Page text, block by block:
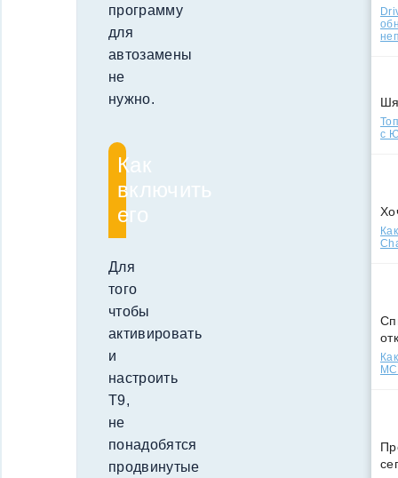
программу
для
автозамены
не
нужно.
Как
включить
его
Для
того
чтобы
активировать
и
настроить
Т9,
не
понадобятся
продвинутые
с